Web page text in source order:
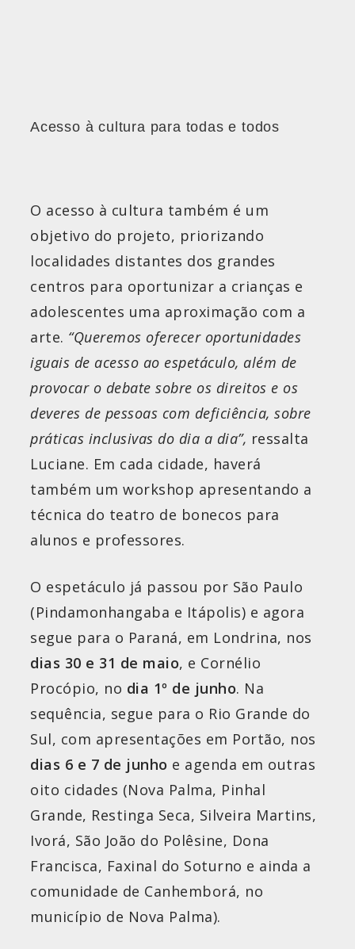
Acesso à cultura para todas e todos
O acesso à cultura também é um
objetivo do projeto, priorizando
localidades distantes dos grandes
centros para oportunizar a crianças e
adolescentes uma aproximação com a
arte. “Queremos oferecer oportunidades
iguais de acesso ao espetáculo, além de
provocar o debate sobre os direitos e os
deveres de pessoas com deficiência, sobre
práticas inclusivas do dia a dia”, ressalta
Luciane. Em cada cidade, haverá
também um workshop apresentando a
técnica do teatro de bonecos para
alunos e professores.
O espetáculo já passou por São Paulo
(Pindamonhangaba e Itápolis) e agora
segue para o Paraná, em Londrina, nos
dias 30 e 31 de maio, e Cornélio
Procópio, no dia 1º de junho. Na
sequência, segue para o Rio Grande do
Sul, com apresentações em Portão, nos
dias 6 e 7 de junho e agenda em outras
oito cidades (Nova Palma, Pinhal
Grande, Restinga Seca, Silveira Martins,
Ivorá, São João do Polêsine, Dona
Francisca, Faxinal do Soturno e ainda a
comunidade de Canhemborá, no
município de Nova Palma).